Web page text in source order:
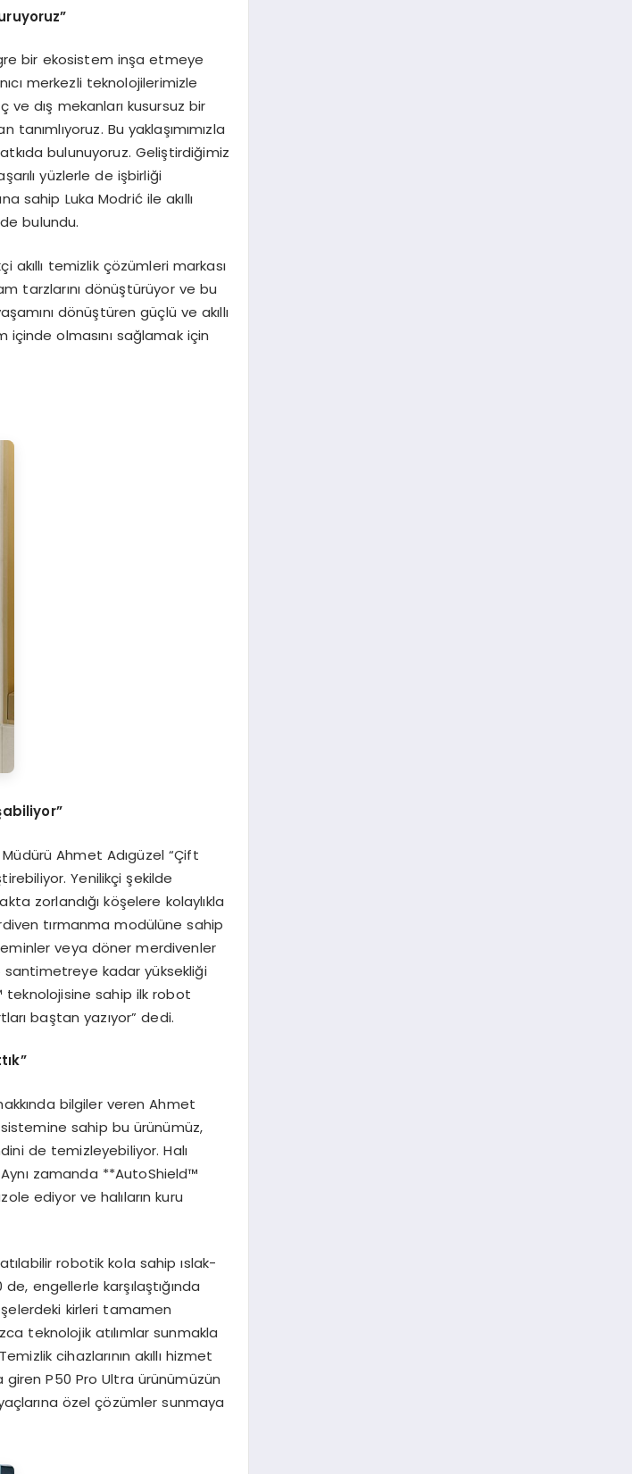
”
bir ekosistem inşa etmeye
merkezli teknolojilerimizle
dış mekanları kusursuz bir
Bu yaklaşımımızla
bulunuyoruz. Geliştirdiğimiz
yüzlerle de işbirliği
sahip Luka Modrić ile akıllı
bulundu.
akıllı temizlik çözümleri markası
tarzlarını dönüştürüyor ve bu
dönüştüren güçlü ve akıllı
olmasını sağlamak için
abiliyor”
Ahmet Adıgüzel “Çift
Yenilikçi şekilde
zorlandığı köşelere kolaylıkla
tırmanma modülüne sahip
zeminler veya döner merdivenler
santimetreye kadar yüksekliği
sahip ilk robot
baştan yazıyor” dedi.
ık”
bilgiler veren Ahmet
sahip bu ürünümüz,
de temizleyebiliyor. Halı
zamanda **AutoShield™
ediyor ve halıların kuru
robotik kola sahip ıslak-
engellerle karşılaştığında
kirleri tamamen
teknolojik atılımlar sunmakla
cihazlarının akıllı hizmet
giren P50 Pro Ultra ürünümüzün
özel çözümler sunmaya